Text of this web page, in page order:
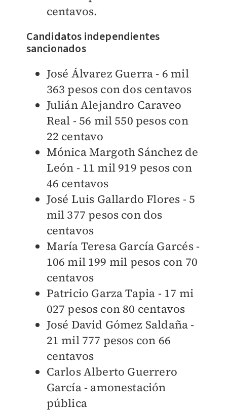
centavos.
Candidatos independientes
sancionados
José Álvarez Guerra - 6 mil
363 pesos con dos centavos
Julián Alejandro Caraveo
Real - 56 mil 550 pesos con
22 centavo
Mónica Margoth Sánchez de
León - 11 mil 919 pesos con
46 centavos
José Luis Gallardo Flores - 5
mil 377 pesos con dos
centavos
María Teresa García Garcés -
106 mil 199 mil pesos con 70
centavos
Patricio Garza Tapia - 17 mi
027 pesos con 80 centavos
José David Gómez Saldaña -
21 mil 777 pesos con 66
centavos
Carlos Alberto Guerrero
García - amonestación
pública